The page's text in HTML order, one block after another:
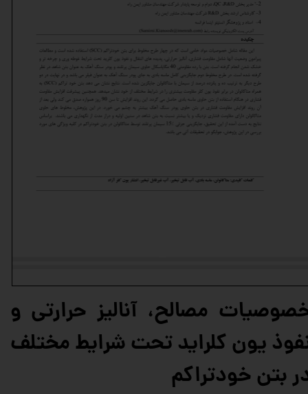
مصالح، آنالیز حرارتی و
یون کلراید تحت شرایط مختلف
بتن خودتراکم